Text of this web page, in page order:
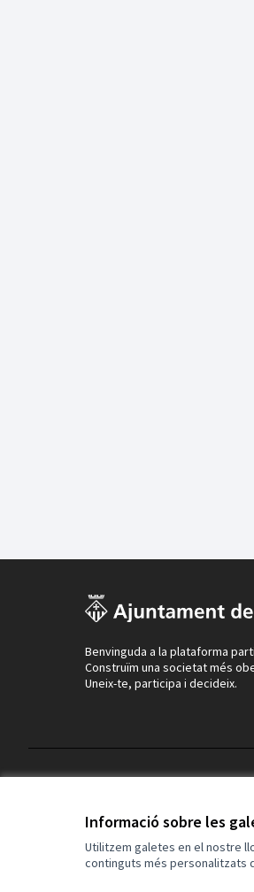
Informació sobre les
Utilitzem galetes en el nostre
continguts més personalitzats
Benvinguda a la plataforma
Construïm una societat més
Uneix-te, participa i decideix.
(Enllaç extern)